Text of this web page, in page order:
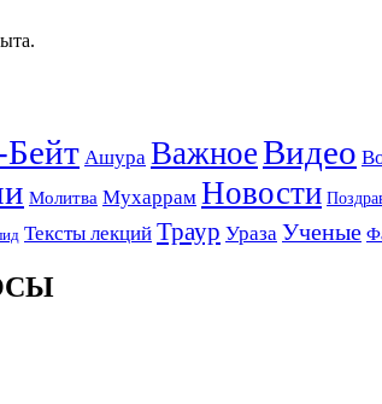
Ашура ВажноеВидео
Молитва Мухаррам Новости
Тексты лекций Траур Ураза Ученые